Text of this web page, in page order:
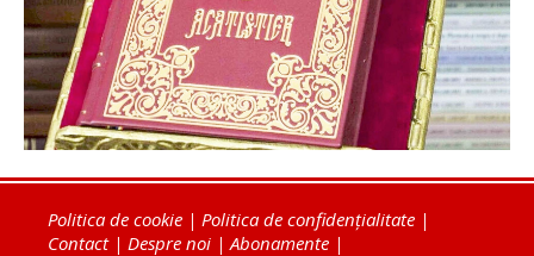
Politica de cookie | Politica de confidențialitate |
Contact| Despre noi | Abonamente |